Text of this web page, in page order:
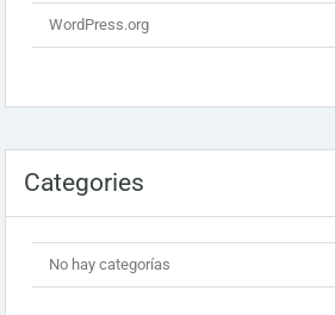
WordPress.org
Categories
No hay categorías